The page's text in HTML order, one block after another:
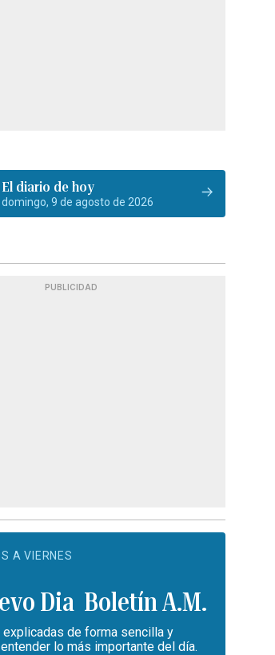
El diario de hoy
domingo, 9 de agosto de 2026
PUBLICIDAD
A VIERNES
Boletín A.M.
de forma sencilla y
lo más importante del día.